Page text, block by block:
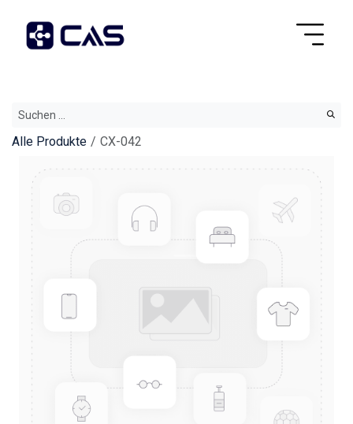
Alle Produkte CX-042